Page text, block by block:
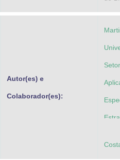
Autor(es) e
Colaborador(es):